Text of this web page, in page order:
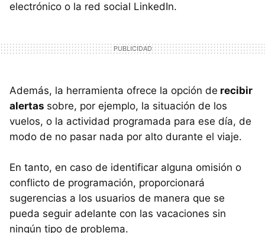
electrónico o la red social LinkedIn.
Además, la herramienta ofrece la opción de recibir
alertas sobre, por ejemplo, la situación de los
vuelos, o la actividad programada para ese día, de
modo de no pasar nada por alto durante el viaje.
En tanto, en caso de identificar alguna omisión o
conflicto de programación, proporcionará
sugerencias a los usuarios de manera que se
pueda seguir adelante con las vacaciones sin
ningún tipo de problema.